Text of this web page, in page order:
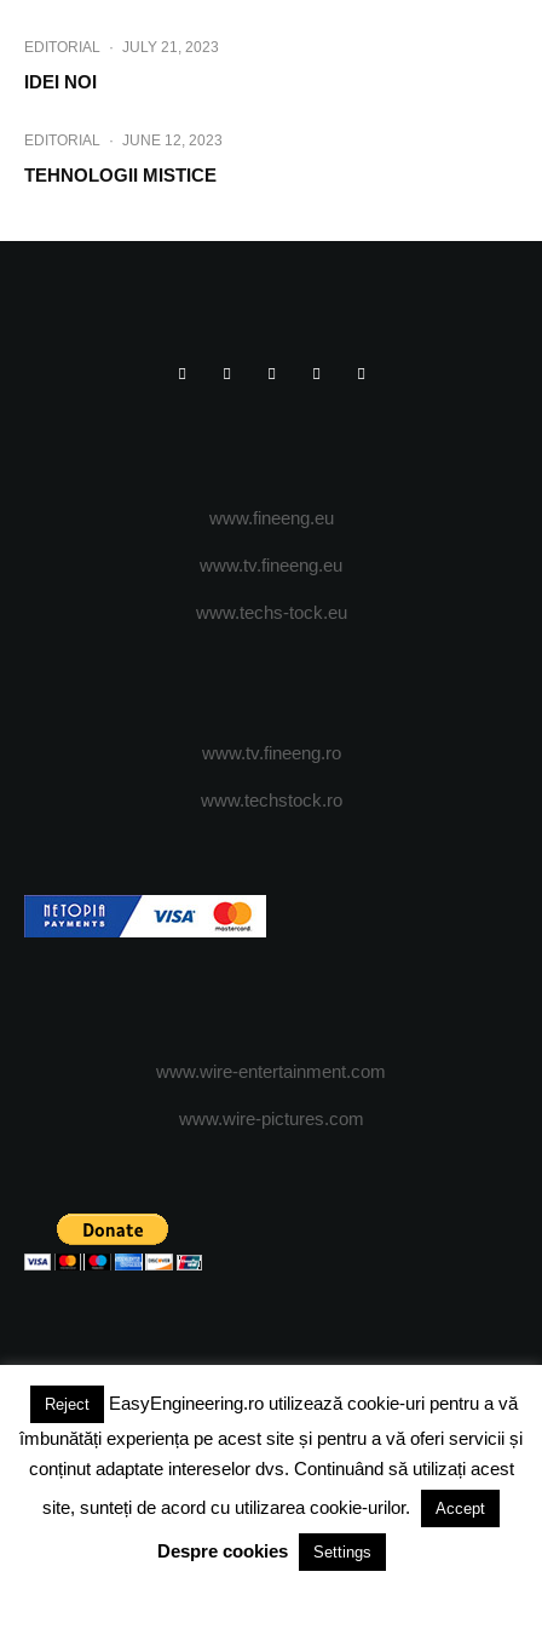
EDITORIAL · JULY 21, 2023
IDEI NOI
EDITORIAL · JUNE 12, 2023
TEHNOLOGII MISTICE
www.fineeng.eu
www.tv.fineeng.eu
www.techs-tock.eu
www.tv.fineeng.ro
www.techstock.ro
www.wire-entertainment.com
www.wire-pictures.com
(c) 2024 - FineEngineeringMagazine. All rights reserved.
DESPRE NOI ADVERTISING JOBS DESPRE COOKIES
POLITICA DE CONFIDENTIALITATE TERMENI SI CONDITII
Reject
EasyEngineering.ro utilizează cookie-uri pentru a vă
îmbunătăți experiența pe acest site și pentru a vă oferi servicii și
conținut adaptate intereselor dvs. Continuând să utilizați acest
site, sunteți de acord cu utilizarea cookie-urilor.
Accept
Despre cookies Settings